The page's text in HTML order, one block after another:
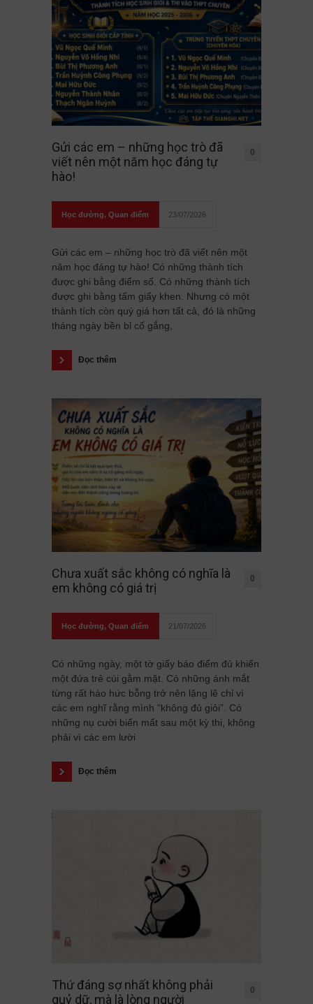
Gửi các em – những học trò đã
viết nên một năm học đáng tự
hào!
0
Học đường, Quan điểm 23/07/2026
Gửi các em – những học trò đã viết nên một
năm học đáng tự hào! Có những thành tích
được ghi bằng điểm số. Có những thành tích
được ghi bằng tấm giấy khen. Nhưng có một
thành tích còn quý giá hơn tất cả, đó là những
tháng ngày bền bỉ cố gắng,
Đọc thêm
Chưa xuất sắc không có nghĩa là
em không có giá trị
0
Học đường, Quan điểm 21/07/2026
Có những ngày, một tờ giấy báo điểm đủ khiến
một đứa trẻ cúi gằm mặt. Có những ánh mắt
từng rất háo hức bỗng trở nên lặng lẽ chỉ vì
các em nghĩ rằng mình “không đủ giỏi”. Có
những nụ cười biến mất sau một kỳ thi, không
phải vì các em lười
Đọc thêm
Thứ đáng sợ nhất không phải
quỷ dữ, mà là lòng người
0